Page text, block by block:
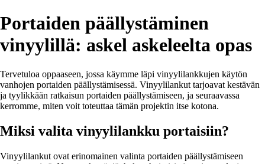
Portaiden päällystäminen
vinyylillä: askel askeleelta opas
Tervetuloa oppaaseen, jossa käymme läpi vinyylilankkujen käytön
vanhojen portaiden päällystämisessä. Vinyylilankut tarjoavat kestävän
ja tyylikkään ratkaisun portaiden päällystämiseen, ja seuraavassa
kerromme, miten voit toteuttaa tämän projektin itse kotona.
Miksi valita vinyylilankku portaisiin?
Vinyylilankut ovat erinomainen valinta portaiden päällystämiseen